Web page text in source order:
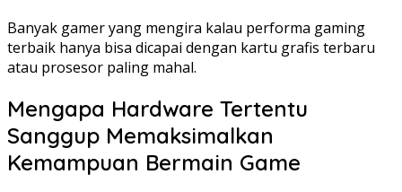
Banyak gamer yang mengira kalau performa gaming
terbaik hanya bisa dicapai dengan kartu grafis terbaru
atau prosesor paling mahal.
Mengapa Hardware Tertentu
Sanggup Memaksimalkan
Kemampuan Bermain Game